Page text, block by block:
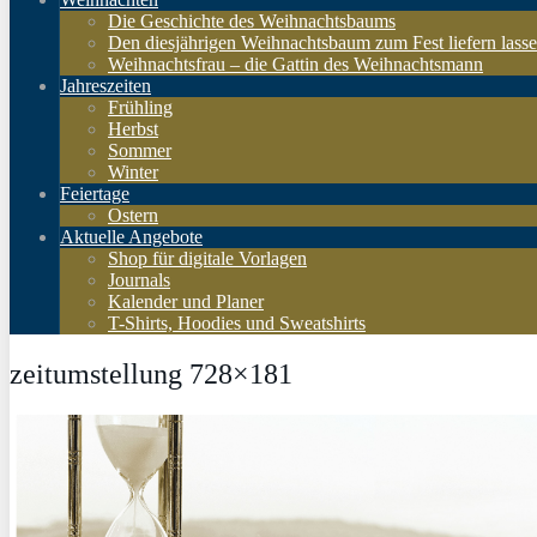
Die Geschichte des Weihnachtsbaums
Den diesjährigen Weihnachtsbaum zum Fest liefern
Weihnachtsfrau – die Gattin des Weihnachtsmann
Jahreszeiten
Frühling
Herbst
Sommer
Winter
Feiertage
Ostern
Aktuelle Angebote
Shop für digitale Vorlagen
Journals
Kalender und Planer
T-Shirts, Hoodies und Sweatshirts
zeitumstellung 728×181